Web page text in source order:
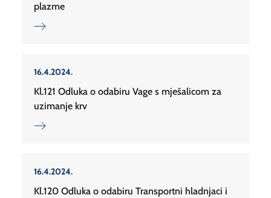
plazme
16.4.2024.
Kl.121 Odluka o odabiru Vage s mješalicom za
uzimanje krv
16.4.2024.
Kl.120 Odluka o odabiru Transportni hladnjaci i